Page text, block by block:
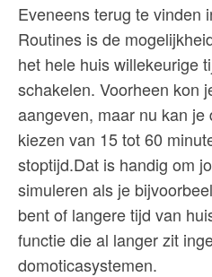
Eveneens terug te vinden
Routines is de
het hele huis willekeurige
schakelen. Voorheen kon
aangeven, maar nu kan
kiezen van 15 tot 60
stoptijd.Dat is handig om
simuleren als je
bent of langere tijd van
functie die al langer zit
domoticasystemen.